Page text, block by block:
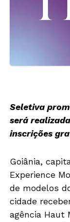
Seletiva
será
inscrições
Goiânia,
Experience
de modelos
cidade
agência Haut